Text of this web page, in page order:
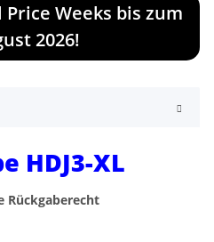
Weeks bis zum
2026!
HDJ3-XL
Rückgaberecht